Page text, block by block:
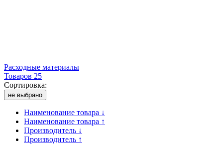
Расходные материалы
Товаров 25
Сортировка:
не выбрано
Наименование товара ↓
Наименование товара ↑
Производитель ↓
Производитель ↑